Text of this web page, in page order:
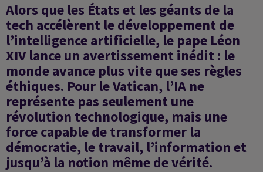
Alors que les États et les géants de la
tech accélèrent le développement de
l’intelligence artificielle, le pape Léon
XIV lance un avertissement inédit : le
monde avance plus vite que ses règles
éthiques. Pour le Vatican, l’IA ne
représente pas seulement une
révolution technologique, mais une
force capable de transformer la
démocratie, le travail, l’information et
jusqu’à la notion même de vérité.